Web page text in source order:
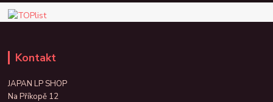
Kontakt
JAPAN LP SHOP
Na Příkopě 12